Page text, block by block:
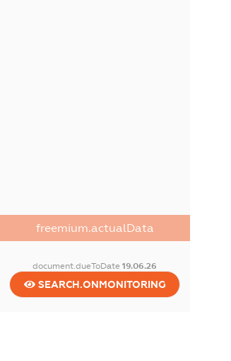
freemium.actualData
document.dueToDate19.06.26
SEARCH.ONMONITORING